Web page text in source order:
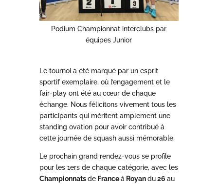
Podium Championnat interclubs par
équipes Junior
Le tournoi a été marqué par un esprit
sportif exemplaire, où l’engagement et le
fair-play ont été au cœur de chaque
échange. Nous félicitons vivement tous les
participants qui méritent amplement une
standing ovation pour avoir contribué à
cette journée de squash aussi mémorable.
Le prochain grand rendez-vous se profile
pour les 1ers de chaque catégorie, avec les
ChampionnatsdeFranceàRoyandu26 au